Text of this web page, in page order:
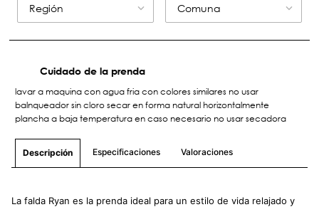
Región Comuna
Cuidado de la prenda
lavar a maquina con agua fria con colores similares no usar
balnqueador sin cloro secar en forma natural horizontalmente
plancha a baja temperatura en caso necesario no usar secadora
Descripción Especificaciones Valoraciones
La falda Ryan es la prenda ideal para un estilo de vida relajado y